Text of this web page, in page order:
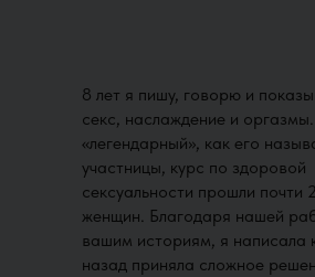
8 лет я пишу, говорю и
секс, наслаждение и
«легендарный», как его
участницы, курс по здоровой
сексуальности прошли почти
женщин. Благодаря нашей
вашим историям, я написала
назад приняла сложное